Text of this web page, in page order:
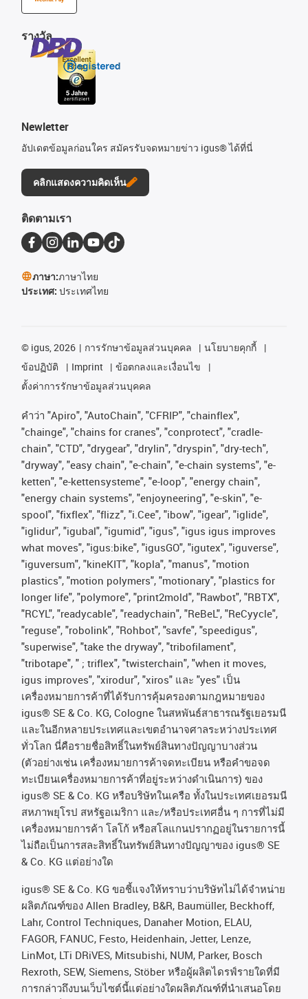
รางวัล
Newletter
อัปเดตข้อมูลก่อนใคร สมัครรับจดหมายข่าว igus® ได้ที่นี่
คลิกแสดงความคิดเห็น
ติดตามเรา
ภาษา:ภาษาไทย
ประเทศ: ประเทศไทย
© igus, 2026 การรักษาข้อมูลส่วนบุคคล
นโยบายคุกกี้
ข้อปฏิบัติ
Imprint
ข้อตกลงและเงื่อนไข
ตั้งค่าการรักษาข้อมูลส่วนบุคคล
คําว่า "Apiro", "AutoChain", "CFRIP", "chainflex",
"chainge", "chains for cranes", "conprotect", "cradle-
chain", "CTD", "drygear", "drylin", "dryspin", "dry-tech",
"dryway", "easy chain", "e-chain", "e-chain systems", "e-
ketten", "e-kettensysteme", "e-loop", "energy chain",
"energy chain systems", "enjoyneering", "e-skin", "e-
spool", "fixflex", "flizz", "i.Cee", "ibow", "igear", "iglide",
"iglidur", "igubal", "igumid", "igus", "igus igus improves
what moves", "igus:bike", "igusGO", "igutex", "iguverse",
"iguversum", "kineKIT", "kopla", "manus", "motion
plastics", "motion polymers", "motionary", "plastics for
longer life", "polymore", "print2mold", "Rawbot", "RBTX",
"RCYL", "readycable", "readychain", "ReBeL", "ReCyycle",
"reguse", "robolink", "Rohbot", "savfe", "speedigus",
"superwise", "take the dryway", "tribofilament",
"tribotape", " ; triflex", "twisterchain", "when it moves,
igus improves", "xirodur", "xiros" และ "yes" เป็น
เครื่องหมายการค้าที่ได้รับการคุ้มครองตามกฎหมายของ
igus® SE & Co. KG, Cologne ในสหพันธ์สาธารณรัฐเยอรมนี
และในอีกหลายประเทศและเขตอํานาจศาลระหว่างประเทศ
ทั่วโลก นี่คือรายชื่อสิทธิ์ในทรัพย์สินทางปัญญาบางส่วน
(ตัวอย่างเช่น เครื่องหมายการค้าจดทะเบียน หรือคำขอจด
ทะเบียนเครื่องหมายการค้าที่อยู่ระหว่างดำเนินการ) ของ
igus® SE & Co. KG หรือบริษัทในเครือ ทั้งในประเทศเยอรมนี
สหภาพยุโรป สหรัฐอเมริกา และ/หรือประเทศอื่น ๆ การที่ไม่มี
เครื่องหมายการค้า โลโก้ หรือสโลแกนปรากฏอยู่ในรายการนี้
ไม่ถือเป็นการสละสิทธิ์ในทรัพย์สินทางปัญญาของ igus® SE
& Co. KG แต่อย่างใด
igus® SE & Co. KG ขอชี้แจงให้ทราบว่าบริษัทไม่ได้จําหน่าย
ผลิตภัณฑ์ของ Allen Bradley, B&R, Baumüller, Beckhoff,
Lahr, Control Techniques, Danaher Motion, ELAU,
FAGOR, FANUC, Festo, Heidenhain, Jetter, Lenze,
LinMot, LTi DRiVES, Mitsubishi, NUM, Parker, Bosch
Rexroth, SEW, Siemens, Stöber หรือผู้ผลิตไดรฟ์รายใดที่มี
การกล่าวถึงบนเว็บไซต์นี้แต่อย่างใดผลิตภัณฑ์ที่นําเสนอโดย